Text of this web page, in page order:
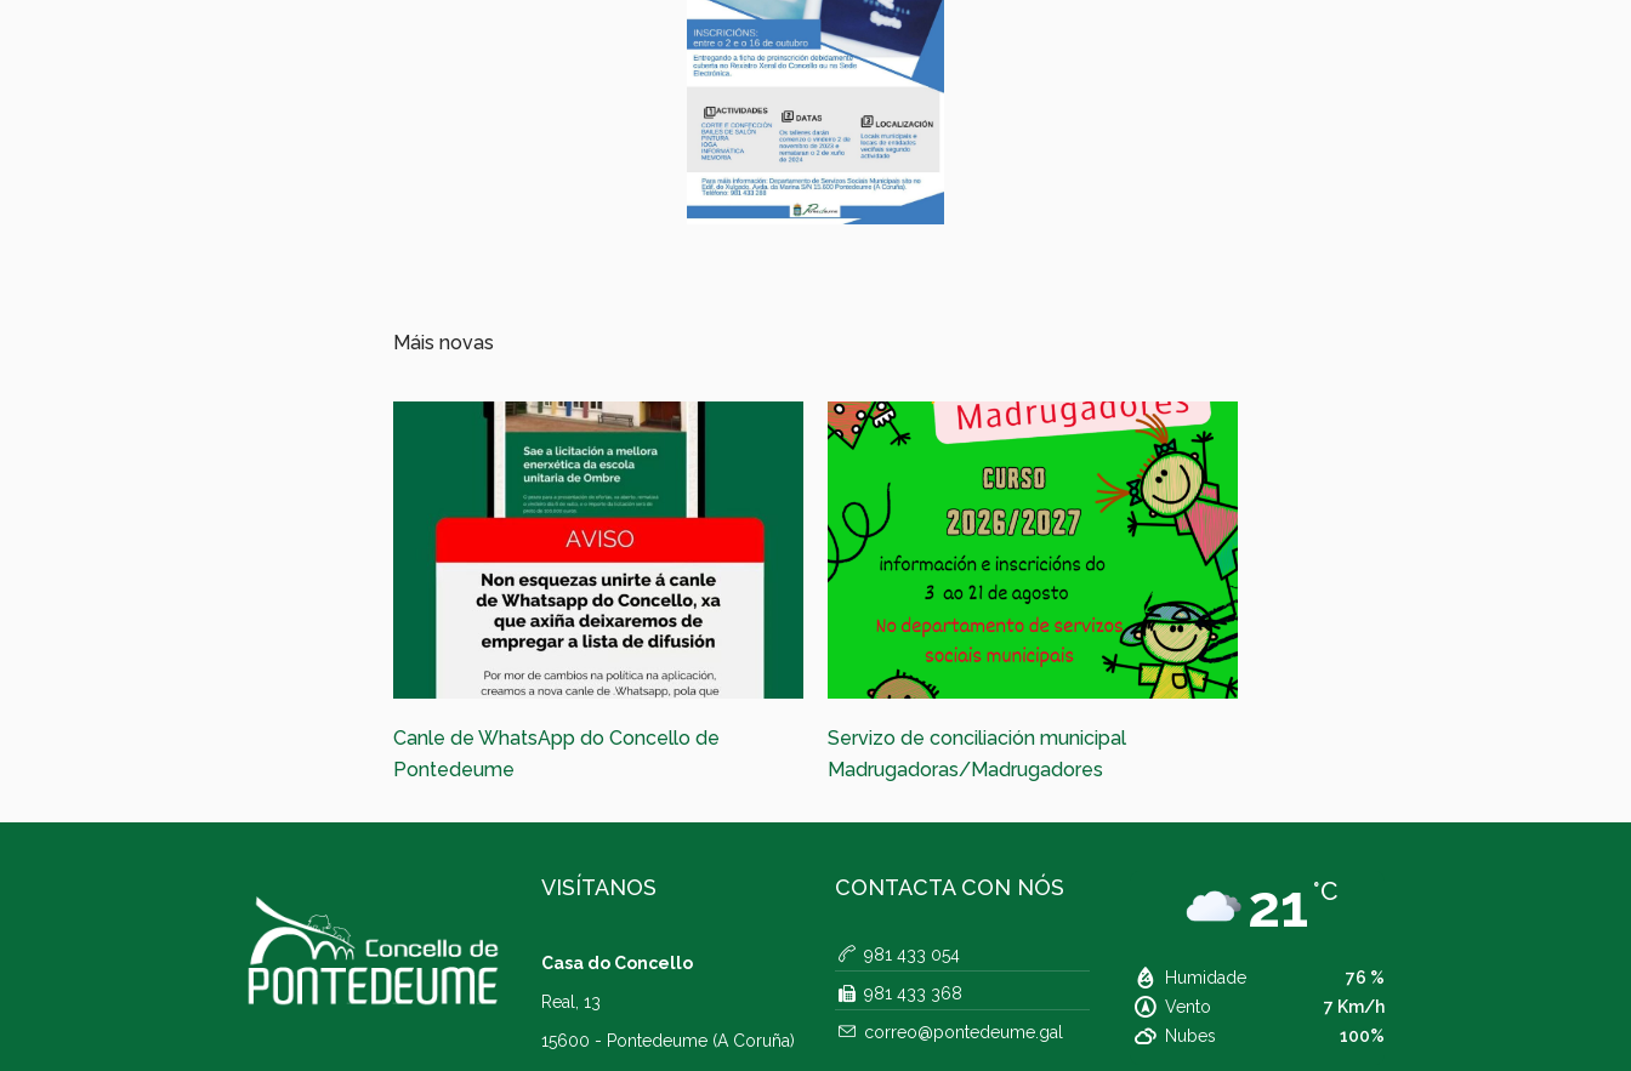
Máis novas
Canle de WhatsApp do Concello de
Pontedeume
Servizo de conciliación municipal
Madrugadoras/Madrugadores
VISÍTANOS
Casa do Concello
Real, 13
15600 - Pontedeume (A Coruña)
CONTACTA CON NÓS
981 433 054
981 433 368
correo@pontedeume.gal
21 °C
Humidade
76 %
Vento
7 Km/h
Nubes
100%